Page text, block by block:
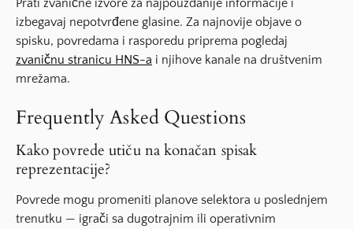
Prati zvanične izvore za najpouzdanije informacije i
izbegavaj nepotvrđene glasine. Za najnovije objave o
spisku, povredama i rasporedu priprema pogledaj
zvaničnu stranicu HNS-a i njihove kanale na društvenim
mrežama.
Frequently Asked Questions
Kako povrede utiču na konačan spisak
reprezentacije?
Povrede mogu promeniti planove selektora u poslednjem
trenutku — igrači sa dugotrajnim ili operativnim